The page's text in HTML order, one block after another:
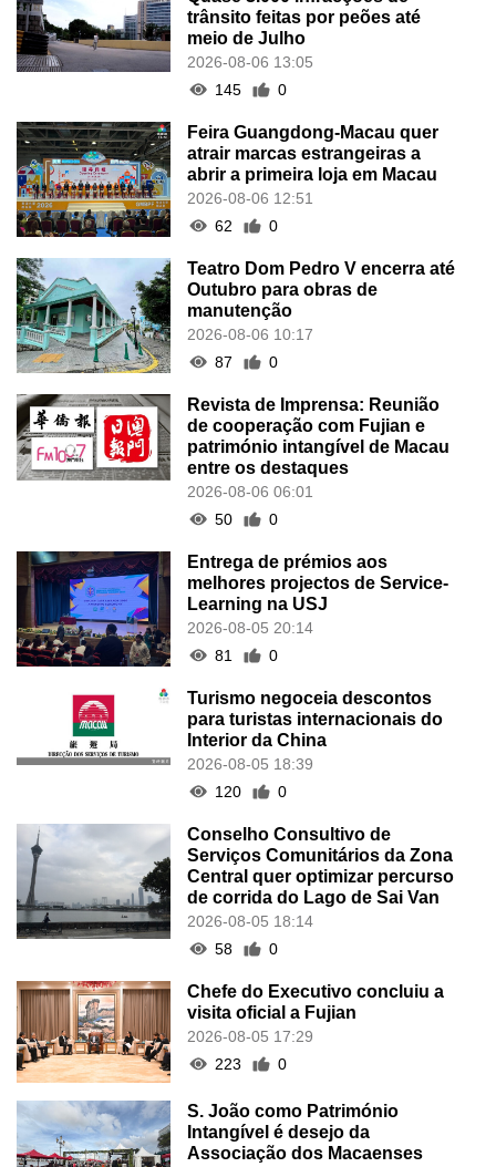
trânsito feitas por peões até
meio de Julho
2026-08-06 13:05
145
0
Feira Guangdong-Macau quer
atrair marcas estrangeiras a
abrir a primeira loja em Macau
2026-08-06 12:51
62
0
Teatro Dom Pedro V encerra até
Outubro para obras de
manutenção
2026-08-06 10:17
87
0
Revista de Imprensa: Reunião
de cooperação com Fujian e
património intangível de Macau
entre os destaques
2026-08-06 06:01
50
0
Entrega de prémios aos
melhores projectos de Service-
Learning na USJ
2026-08-05 20:14
81
0
Turismo negoceia descontos
para turistas internacionais do
Interior da China
2026-08-05 18:39
120
0
Conselho Consultivo de
Serviços Comunitários da Zona
Central quer optimizar percurso
de corrida do Lago de Sai Van
2026-08-05 18:14
58
0
Chefe do Executivo concluiu a
visita oficial a Fujian
2026-08-05 17:29
223
0
S. João como Património
Intangível é desejo da
Associação dos Macaenses